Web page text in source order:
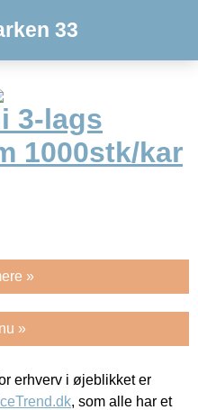
33
3-lags
1000stk/kar
»
»
erhverv i øjeblikket er
, som alle har et